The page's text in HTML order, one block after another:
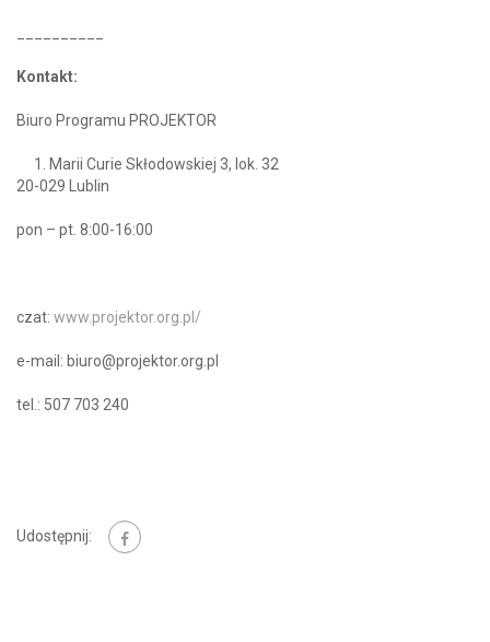
Kontakt:
Biuro Programu PROJEKTOR
Marii Curie Skłodowskiej 3, lok. 32
20-029 Lublin
pon – pt. 8:00-16:00
czat: www.projektor.org.pl/
e-mail: biuro@projektor.org.pl
tel.: 507 703 240
Udostępnij: